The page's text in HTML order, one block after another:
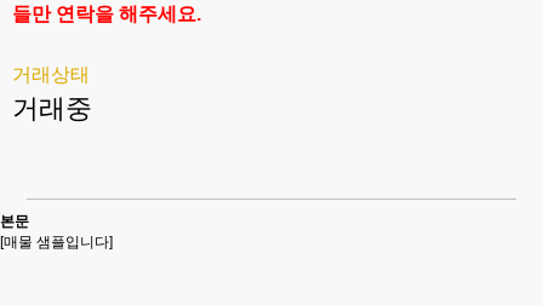
들만 연락을 해주세요.
거래상태
거래중
본문
[매물 샘플입니다]